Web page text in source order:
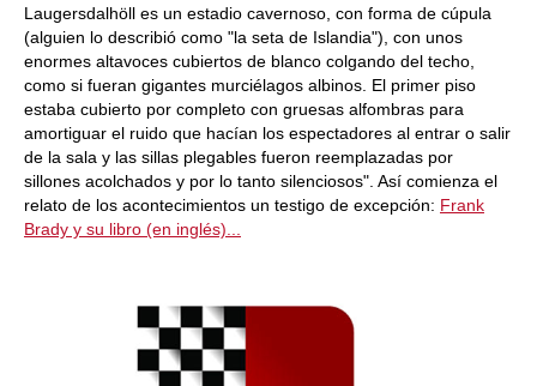
Laugersdalhöll es un estadio cavernoso, con forma de cúpula
(alguien lo describió como "la seta de Islandia"), con unos
enormes altavoces cubiertos de blanco colgando del techo,
como si fueran gigantes murciélagos albinos. El primer piso
estaba cubierto por completo con gruesas alfombras para
amortiguar el ruido que hacían los espectadores al entrar o salir
de la sala y las sillas plegables fueron reemplazadas por
sillones acolchados y por lo tanto silenciosos". Así comienza el
relato de los acontecimientos un testigo de excepción: Frank
Brady y su libro (en inglés)...